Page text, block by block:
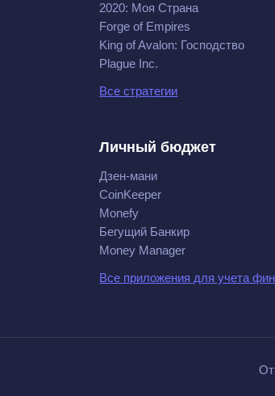
2020: Моя Cтрана
Forge of Empires
King of Avalon: Господство
Plague Inc.
Все стратегии
Личный бюджет
Дзен-мани
CoinKeeper
Monefy
Бегущий Банкир
Money Manager
Все приложения для учета